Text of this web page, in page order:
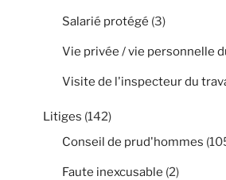
Salarié protégé (3)
Vie privée / vie personnelle
Visite de l'inspecteur du
Litiges (142)
Conseil de prud'hommes
Faute inexcusable (2)